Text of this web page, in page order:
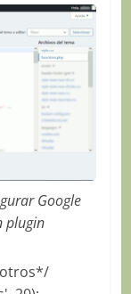
Google
plugin